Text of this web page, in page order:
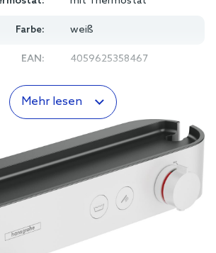
Farbe: weiß
EAN: 4059625358467
Mehr lesen